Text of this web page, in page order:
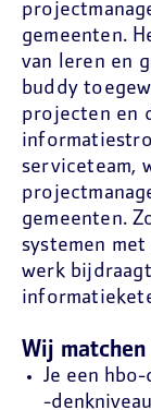
gemeenten.
van leren en
buddy
projecten en
serviceteam,
gemeenten.
systemen
werk
Wij
Je een
-